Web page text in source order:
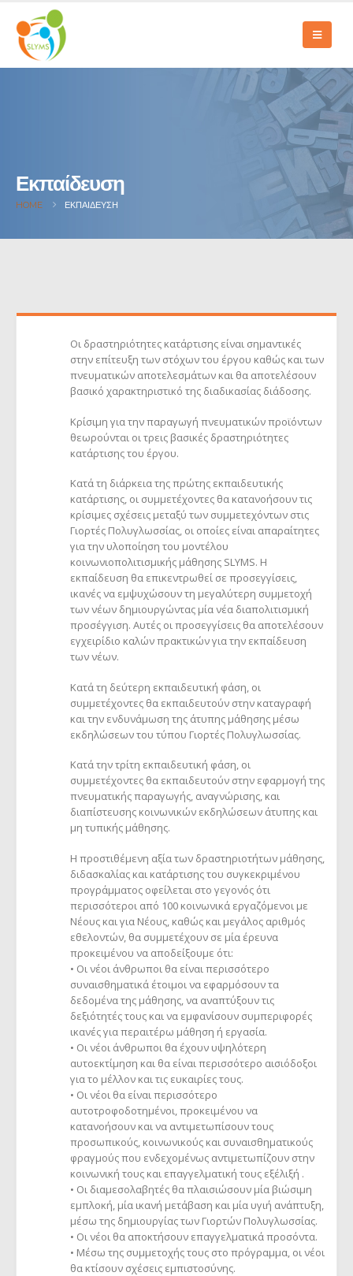
Εκπαίδευση
HOME ΕΚΠΑΊΔΕΥΣΗ
Οι δραστηριότητες κατάρτισης είναι σημαντικές
στην επίτευξη των στόχων του έργου καθώς και των
πνευματικών αποτελεσμάτων και θα αποτελέσουν
βασικό χαρακτηριστικό της διαδικασίας διάδοσης.
Κρίσιμη για την παραγωγή πνευματικών προϊόντων
θεωρούνται οι τρεις βασικές δραστηριότητες
κατάρτισης του έργου.
Κατά τη διάρκεια της πρώτης εκπαιδευτικής
κατάρτισης, οι συμμετέχοντες θα κατανοήσουν τις
κρίσιμες σχέσεις μεταξύ των συμμετεχόντων στις
Γιορτές Πολυγλωσσίας, οι οποίες είναι απαραίτητες
για την υλοποίηση του μοντέλου
κοινωνιοπολιτισμικής μάθησης SLYMS. Η
εκπαίδευση θα επικεντρωθεί σε προσεγγίσεις,
ικανές να εμψυχώσουν τη μεγαλύτερη συμμετοχή
των νέων δημιουργώντας μία νέα διαπολιτισμική
προσέγγιση. Αυτές οι προσεγγίσεις θα αποτελέσουν
εγχειρίδιο καλών πρακτικών για την εκπαίδευση
των νέων.
Κατά τη δεύτερη εκπαιδευτική φάση, οι
συμμετέχοντες θα εκπαιδευτούν στην καταγραφή
και την ενδυνάμωση της άτυπης μάθησης μέσω
εκδηλώσεων του τύπου Γιορτές Πολυγλωσσίας.
Κατά την τρίτη εκπαιδευτική φάση, οι
συμμετέχοντες θα εκπαιδευτούν στην εφαρμογή της
πνευματικής παραγωγής, αναγνώρισης, και
διαπίστευσης κοινωνικών εκδηλώσεων άτυπης και
μη τυπικής μάθησης.
Η προστιθέμενη αξία των δραστηριοτήτων μάθησης,
διδασκαλίας και κατάρτισης του συγκεκριμένου
προγράμματος οφείλεται στο γεγονός ότι
περισσότεροι από 100 κοινωνικά εργαζόμενοι με
Νέους και για Νέους, καθώς και μεγάλος αριθμός
εθελοντών, θα συμμετέχουν σε μία έρευνα
προκειμένου να αποδείξουμε ότι:
• Οι νέοι άνθρωποι θα είναι περισσότερο
συναισθηματικά έτοιμοι να εφαρμόσουν τα
δεδομένα της μάθησης, να αναπτύξουν τις
δεξιότητές τους και να εμφανίσουν συμπεριφορές
ικανές για περαιτέρω μάθηση ή εργασία.
• Οι νέοι άνθρωποι θα έχουν υψηλότερη
αυτοεκτίμηση και θα είναι περισσότερο αισιόδοξοι
για το μέλλον και τις ευκαιρίες τους.
• Οι νέοι θα είναι περισσότερο
αυτοτροφοδοτημένοι, προκειμένου να
κατανοήσουν και να αντιμετωπίσουν τους
προσωπικούς, κοινωνικούς και συναισθηματικούς
φραγμούς που ενδεχομένως αντιμετωπίζουν στην
κοινωνική τους και επαγγελματική τους εξέλιξή .
• Οι διαμεσολαβητές θα πλαισιώσουν μία βιώσιμη
εμπλοκή, μία ικανή μετάβαση και μία υγιή ανάπτυξη,
μέσω της δημιουργίας των Γιορτών Πολυγλωσσίας.
• Οι νέοι θα αποκτήσουν επαγγελματικά προσόντα.
• Μέσω της συμμετοχής τους στο πρόγραμμα, οι νέοι
θα κτίσουν σχέσεις εμπιστοσύνης.